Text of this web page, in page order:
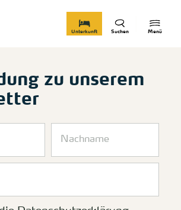
Menü
Suchen
Unterkunft
zu unserem